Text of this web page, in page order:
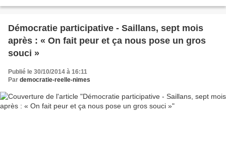
Démocratie participative - Saillans, sept mois
après : « On fait peur et ça nous pose un gros
souci »
Publié le 30/10/2014 à 16:11
Par democratie-reelle-nimes